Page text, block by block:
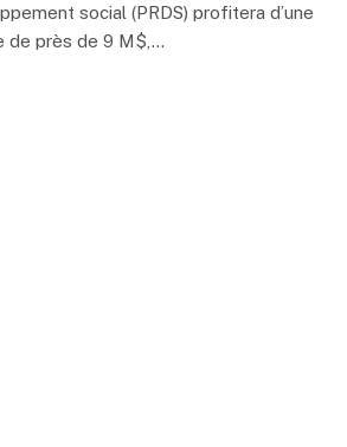
social (PRDS) profitera d’une
de près de 9 M$,…